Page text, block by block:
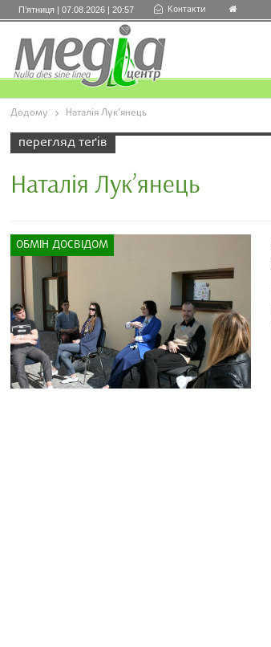
П’ятниця | 07.08.2026 | 20:57 Контакти
Додому Наталія Лук’янець
перегляд теґів
Наталія Лук’янець
ОБМІН ДОСВІДОМ